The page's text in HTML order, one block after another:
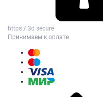
https / 3d secure
Принимаем к оплате